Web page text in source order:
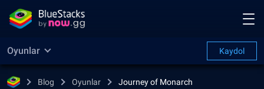
Oyunlar Kaydol
Blog Oyunlar Journey of Monarch